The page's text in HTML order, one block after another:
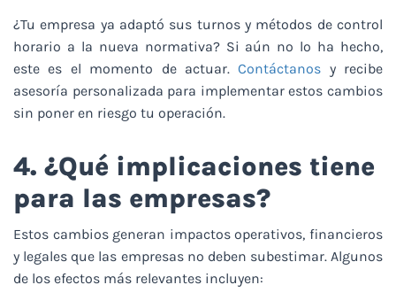
¿Tu empresa ya adaptó sus turnos y métodos de control
horario a la nueva normativa? Si aún no lo ha hecho,
este es el momento de actuar.Contáctanos y recibe
asesoría personalizada para implementar estos cambios
sin poner en riesgo tu operación.
4. ¿Qué implicaciones tiene
para las empresas?
Estos cambios generan impactos operativos, financieros
y legales que las empresas no deben subestimar. Algunos
de los efectos más relevantes incluyen: